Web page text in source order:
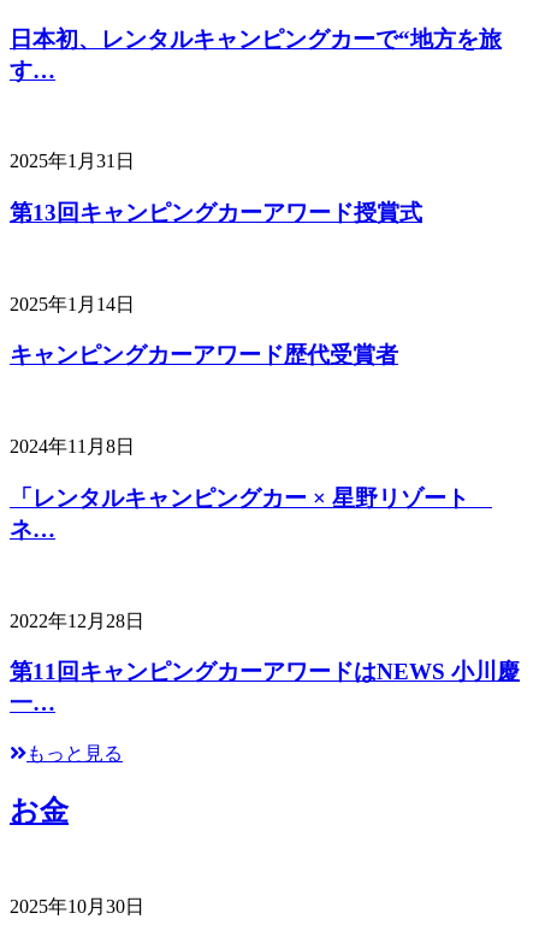
日本初、レンタルキャンピングカーで“地方を旅
す…
2025年1月31日
第13回キャンピングカーアワード授賞式
2025年1月14日
キャンピングカーアワード歴代受賞者
2024年11月8日
「レンタルキャンピングカー × 星野リゾート
ネ…
2022年12月28日
第11回キャンピングカーアワードはNEWS 小川慶
一…
もっと見る
お金
2025年10月30日